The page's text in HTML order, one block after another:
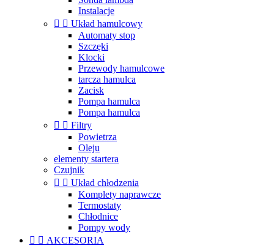
Instalacje
  Układ hamulcowy
Automaty stop
Szczęki
Klocki
Przewody hamulcowe
tarcza hamulca
Zacisk
Pompa hamulca
Pompa hamulca
  Filtry
Powietrza
Oleju
elementy startera
Czujnik
  Układ chłodzenia
Komplety naprawcze
Termostaty
Chłodnice
Pompy wody
  AKCESORIA